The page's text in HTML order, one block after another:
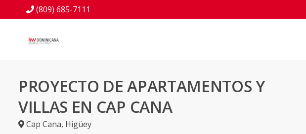
(809) 685-7111
PROYECTO DE APARTAMENTOS Y
VILLAS EN CAP CANA
Cap Cana, Higüey